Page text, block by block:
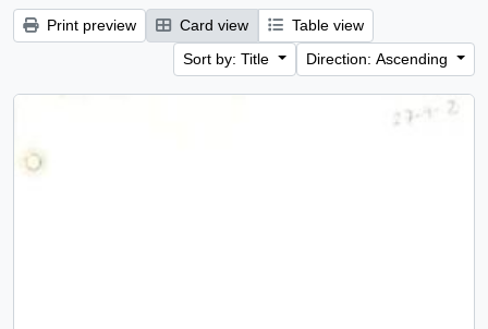
Print preview Card view
Table view
Sort by: Title
Direction: Ascending